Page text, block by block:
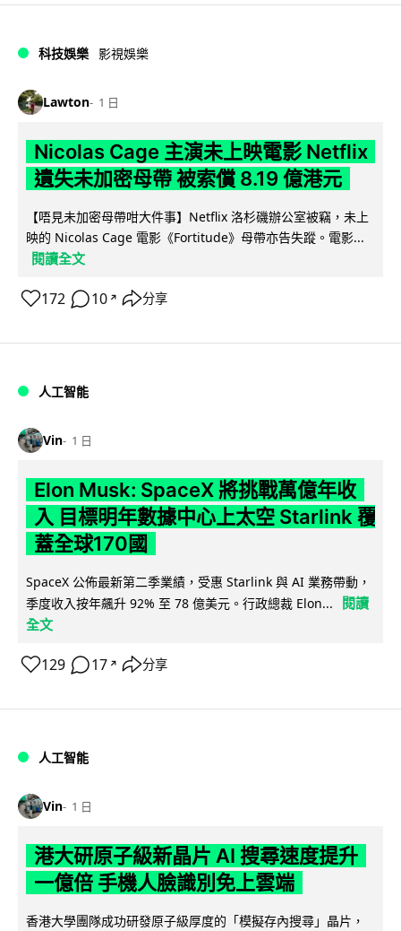
科技娛樂 影視娛樂
Lawton 1 日
Nicolas Cage 主演未上映電影 Netflix
遺失未加密母帶 被索償 8.19 億港元
【唔見未加密母帶咁大件事】Netflix 洛杉磯辦公室被竊，未上
映的 Nicolas Cage 電影《Fortitude》母帶亦告失蹤。電影...
閱讀全文
172 10 ↗ 分享
人工智能
Vin 1 日
Elon Musk: SpaceX 將挑戰萬億年收
入 目標明年數據中心上太空 Starlink 覆
蓋全球170國
SpaceX 公佈最新第二季業績，受惠 Starlink 與 AI 業務帶動，
季度收入按年飆升 92% 至 78 億美元。行政總裁 Elon...
閱讀
全文
129 17 ↗ 分享
人工智能
Vin 1 日
港大研原子級新晶片 AI 搜尋速度提升
一億倍 手機人臉識別免上雲端
香港大學團隊成功研發原子級厚度的「模擬存內搜尋」晶片，